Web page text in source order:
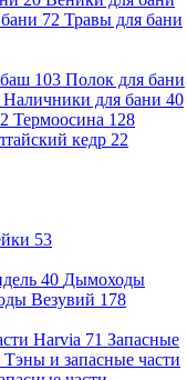
72 Травы для бани
103 Полок для бани
Наличники для бани 40
2 Термоосина 128
кедр 22
53
40 Дымоходы
Везувий 178
Harvia 71 Запасные
Тэны и запасные части